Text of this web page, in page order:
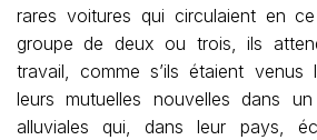
rares voitures qui circulaient en
groupe de deux ou trois, ils
travail, comme s’ils étaient venus
leurs mutuelles nouvelles dans
alluviales qui, dans leur pays,